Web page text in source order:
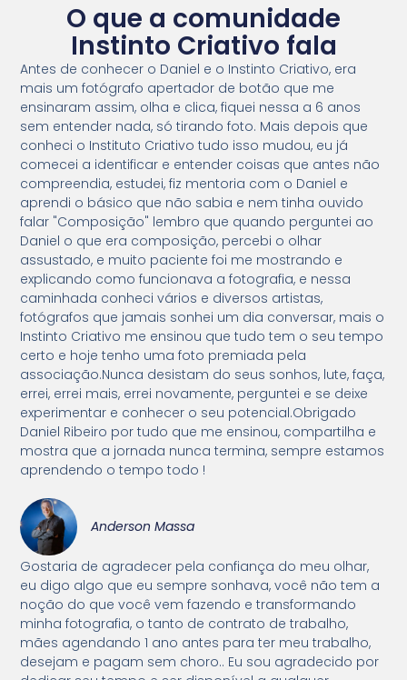
O que a comunidade
Instinto Criativo fala
Antes de conhecer o Daniel e o Instinto Criativo, era
mais um fotógrafo apertador de botão que me
ensinaram assim, olha e clica, fiquei nessa a 6 anos
sem entender nada, só tirando foto. Mais depois que
conheci o Instituto Criativo tudo isso mudou, eu já
comecei a identificar e entender coisas que antes não
compreendia, estudei, fiz mentoria com o Daniel e
aprendi o básico que não sabia e nem tinha ouvido
falar "Composição" lembro que quando perguntei ao
Daniel o que era composição, percebi o olhar
assustado, e muito paciente foi me mostrando e
explicando como funcionava a fotografia, e nessa
caminhada conheci vários e diversos artistas,
fotógrafos que jamais sonhei um dia conversar, mais o
Instinto Criativo me ensinou que tudo tem o seu tempo
certo e hoje tenho uma foto premiada pela
associação.Nunca desistam do seus sonhos, lute, faça,
errei, errei mais, errei novamente, perguntei e se deixe
experimentar e conhecer o seu potencial.Obrigado
Daniel Ribeiro por tudo que me ensinou, compartilha e
mostra que a jornada nunca termina, sempre estamos
aprendendo o tempo todo !
Anderson Massa
Gostaria de agradecer pela confiança do meu olhar,
eu digo algo que eu sempre sonhava, você não tem a
noção do que você vem fazendo e transformando
minha fotografia, o tanto de contrato de trabalho,
mães agendando 1 ano antes para ter meu trabalho,
desejam e pagam sem choro.. Eu sou agradecido por